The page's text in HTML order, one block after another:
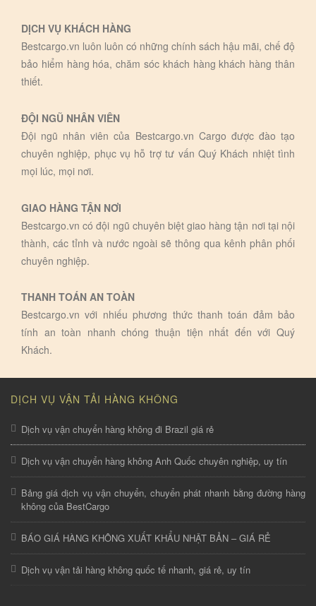
DỊCH VỤ KHÁCH HÀNG
Bestcargo.vn luôn luôn có những chính sách hậu mãi, chế độ
bảo hiểm hàng hóa, chăm sóc khách hàng khách hàng thân
thiết.
ĐỘI NGŨ NHÂN VIÊN
Đội ngũ nhân viên của Bestcargo.vn Cargo được đào tạo
chuyên nghiệp, phục vụ hỗ trợ tư vấn Quý Khách nhiệt tình
mọi lúc, mọi nơi.
GIAO HÀNG TẬN NƠI
Bestcargo.vn có đội ngũ chuyên biệt giao hàng tận nơi tại nội
thành, các tỉnh và nước ngoài sẽ thông qua kênh phân phối
chuyên nghiệp.
THANH TOÁN AN TOÀN
Bestcargo.vn với nhiếu phương thức thanh toán đảm bảo
tính an toàn nhanh chóng thuận tiện nhất đến với Quý
Khách.
DỊCH VỤ VẬN TẢI HÀNG KHÔNG
Dịch vụ vận chuyển hàng không đi Brazil giá rẻ
Dịch vụ vận chuyển hàng không Anh Quốc chuyên nghiệp, uy tín
Bảng giá dịch vụ vận chuyển, chuyển phát nhanh bằng đường hàng
không của BestCargo
BÁO GIÁ HÀNG KHÔNG XUẤT KHẨU NHẬT BẢN – GIÁ RẺ
Dịch vụ vận tải hàng không quốc tế nhanh, giá rẻ, uy tín